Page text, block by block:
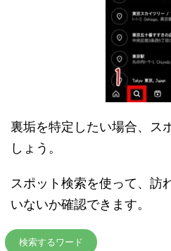
裏垢を特定したい場合、ス
しょう。
スポット検索を使って、訪
いないか確認できます。
検索するワード